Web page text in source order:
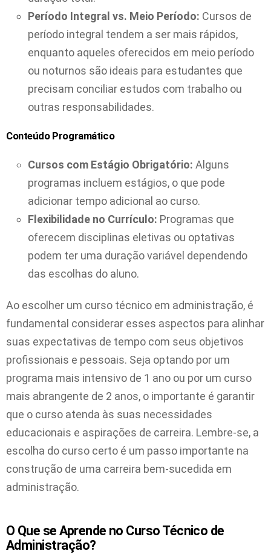
Período Integral vs. Meio Período: Cursos de
período integral tendem a ser mais rápidos,
enquanto aqueles oferecidos em meio período
ou noturnos são ideais para estudantes que
precisam conciliar estudos com trabalho ou
outras responsabilidades.
Conteúdo Programático
Cursos com Estágio Obrigatório: Alguns
programas incluem estágios, o que pode
adicionar tempo adicional ao curso.
Flexibilidade no Currículo: Programas que
oferecem disciplinas eletivas ou optativas
podem ter uma duração variável dependendo
das escolhas do aluno.
Ao escolher um curso técnico em administração, é
fundamental considerar esses aspectos para alinhar
suas expectativas de tempo com seus objetivos
profissionais e pessoais. Seja optando por um
programa mais intensivo de 1 ano ou por um curso
mais abrangente de 2 anos, o importante é garantir
que o curso atenda às suas necessidades
educacionais e aspirações de carreira. Lembre-se, a
escolha do curso certo é um passo importante na
construção de uma carreira bem-sucedida em
administração.
O Que se Aprende no Curso Técnico de
Administração?